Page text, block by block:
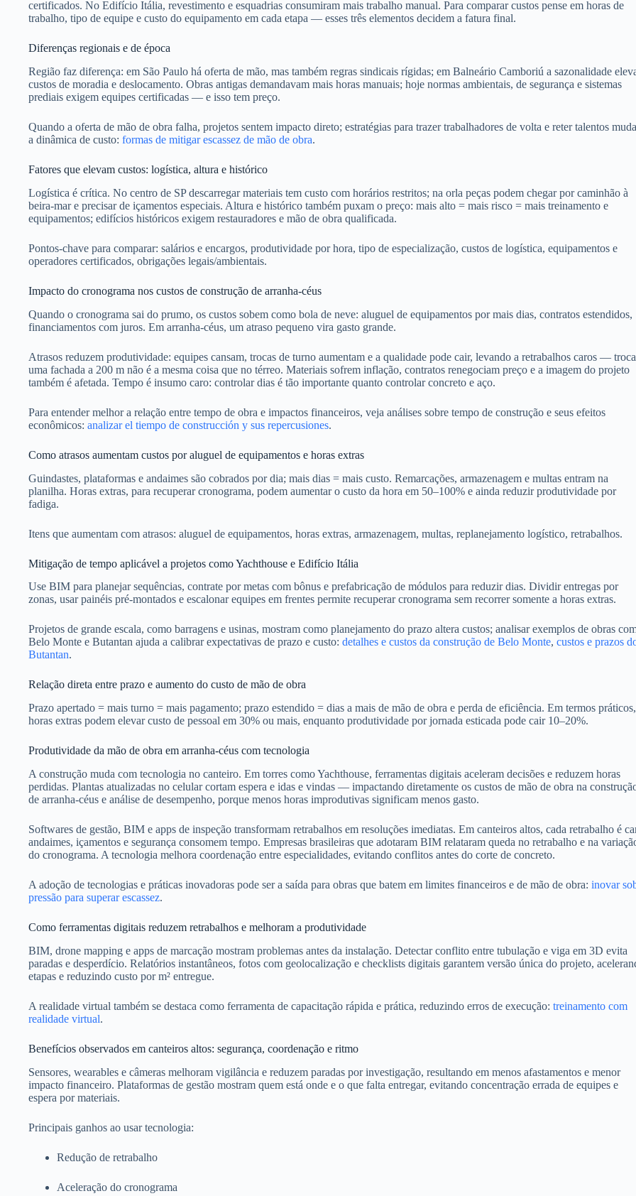
certificados. No Edifício Itália, revestimento e esquadrias consumiram mais trabalho manual. Para comparar custos pense em horas de
trabalho, tipo de equipe e custo do equipamento em cada etapa — esses três elementos decidem a fatura final.
Diferenças regionais e de época
Região faz diferença: em São Paulo há oferta de mão, mas também regras sindicais rígidas; em Balneário Camboriú a sazonalidade
custos de moradia e deslocamento. Obras antigas demandavam mais horas manuais; hoje normas ambientais, de segurança e sistemas
prediais exigem equipes certificadas — e isso tem preço.
Quando a oferta de mão de obra falha, projetos sentem impacto direto; estratégias para trazer trabalhadores de volta e reter talentos
a dinâmica de custo: formas de mitigar escassez de mão de obra.
Fatores que elevam custos: logística, altura e histórico
Logística é crítica. No centro de SP descarregar materiais tem custo com horários restritos; na orla peças podem chegar por caminhão à
beira-mar e precisar de içamentos especiais. Altura e histórico também puxam o preço: mais alto = mais risco = mais treinamento e
equipamentos; edifícios históricos exigem restauradores e mão de obra qualificada.
Pontos-chave para comparar: salários e encargos, produtividade por hora, tipo de especialização, custos de logística, equipamentos e
operadores certificados, obrigações legais/ambientais.
Impacto do cronograma nos custos de construção de arranha-céus
Quando o cronograma sai do prumo, os custos sobem como bola de neve: aluguel de equipamentos por mais dias, contratos estendidos,
financiamentos com juros. Em arranha-céus, um atraso pequeno vira gasto grande.
Atrasos reduzem produtividade: equipes cansam, trocas de turno aumentam e a qualidade pode cair, levando a retrabalhos caros —
uma fachada a 200 m não é a mesma coisa que no térreo. Materiais sofrem inflação, contratos renegociam preço e a imagem do projeto
também é afetada. Tempo é insumo caro: controlar dias é tão importante quanto controlar concreto e aço.
Para entender melhor a relação entre tempo de obra e impactos financeiros, veja análises sobre tempo de construção e seus efeitos
econômicos: analizar el tiempo de construcción y sus repercusiones.
Como atrasos aumentam custos por aluguel de equipamentos e horas extras
Guindastes, plataformas e andaimes são cobrados por dia; mais dias = mais custo. Remarcações, armazenagem e multas entram na
planilha. Horas extras, para recuperar cronograma, podem aumentar o custo da hora em 50–100% e ainda reduzir produtividade por
fadiga.
Itens que aumentam com atrasos: aluguel de equipamentos, horas extras, armazenagem, multas, replanejamento logístico, retrabalhos.
Mitigação de tempo aplicável a projetos como Yachthouse e Edifício Itália
Use BIM para planejar sequências, contrate por metas com bônus e prefabricação de módulos para reduzir dias. Dividir entregas por
zonas, usar painéis pré-montados e escalonar equipes em frentes permite recuperar cronograma sem recorrer somente a horas extras.
Projetos de grande escala, como barragens e usinas, mostram como planejamento do prazo altera custos; analisar exemplos de obras
Belo Monte e Butantan ajuda a calibrar expectativas de prazo e custo: detalhes e custos da construção de Belo Monte, custos e prazos
Butantan.
Relação direta entre prazo e aumento do custo de mão de obra
Prazo apertado = mais turno = mais pagamento; prazo estendido = dias a mais de mão de obra e perda de eficiência. Em termos práticos,
horas extras podem elevar custo de pessoal em 30% ou mais, enquanto produtividade por jornada esticada pode cair 10–20%.
Produtividade da mão de obra em arranha-céus com tecnologia
A construção muda com tecnologia no canteiro. Em torres como Yachthouse, ferramentas digitais aceleram decisões e reduzem horas
perdidas. Plantas atualizadas no celular cortam espera e idas e vindas — impactando diretamente os custos de mão de obra na
de arranha-céus e análise de desempenho, porque menos horas improdutivas significam menos gasto.
Softwares de gestão, BIM e apps de inspeção transformam retrabalhos em resoluções imediatas. Em canteiros altos, cada retrabalho é
andaimes, içamentos e segurança consomem tempo. Empresas brasileiras que adotaram BIM relataram queda no retrabalho e na
do cronograma. A tecnologia melhora coordenação entre especialidades, evitando conflitos antes do corte de concreto.
A adoção de tecnologias e práticas inovadoras pode ser a saída para obras que batem em limites financeiros e de mão de obra: inovar
pressão para superar escassez.
Como ferramentas digitais reduzem retrabalhos e melhoram a produtividade
BIM, drone mapping e apps de marcação mostram problemas antes da instalação. Detectar conflito entre tubulação e viga em 3D evita
paradas e desperdício. Relatórios instantâneos, fotos com geolocalização e checklists digitais garantem versão única do projeto,
etapas e reduzindo custo por m² entregue.
A realidade virtual também se destaca como ferramenta de capacitação rápida e prática, reduzindo erros de execução: treinamento com
realidade virtual.
Benefícios observados em canteiros altos: segurança, coordenação e ritmo
Sensores, wearables e câmeras melhoram vigilância e reduzem paradas por investigação, resultando em menos afastamentos e menor
impacto financeiro. Plataformas de gestão mostram quem está onde e o que falta entregar, evitando concentração errada de equipes e
espera por materiais.
Principais ganhos ao usar tecnologia:
Redução de retrabalho
Aceleração do cronograma